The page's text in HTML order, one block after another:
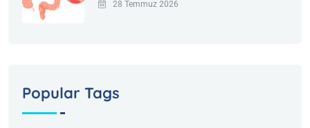
28 Temmuz 2026
Popular Tags